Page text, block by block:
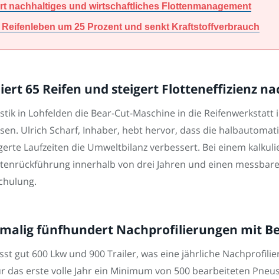
nachhaltiges und wirtschaftliches Flottenmanagement
um 25 Prozent und senkt Kraftstoffverbrauch
65 Reifen und steigert Flotteneffizienz
in Lohfelden die Bear-Cut-Maschine in die
Ulrich Scharf, Inhaber, hebt hervor, dass die
Laufzeiten die Umweltbilanz verbessert. Bei einem
innerhalb von drei Jahren und einen
fünfhundert Nachprofilierungen mit
gut 600 Lkw und 900 Trailer, was eine jährliche
erste volle Jahr ein Minimum von 500 bearbeiteten